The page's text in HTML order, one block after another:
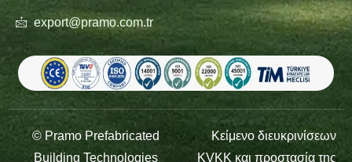
export@pramo.com.tr
© Pramo Prefabricated
Building Technologies
Κείμενο διευκρινίσεων
KVKK και προστασία της